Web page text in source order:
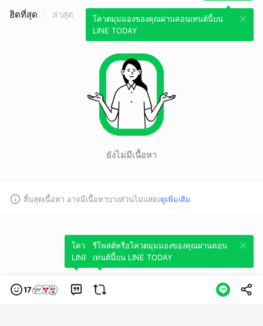
โควตมุมมองของคุณผ่านคอนเทนต์นี้บน
LINE TODAY
ฮิตที่สุด ล่าสุด
ยังไม่มีเนื้อหา
สิ้นสุดเนื้อหา อาจมีเนื้อหาบางส่วนไม่แสดงดูเพิ่มเติม
17
โควตมุมมองของคุณผ่านคอนเทนต์นี้บน
LINE TODAY
รีโพสต์หรือโควตมุมมองของคุณผ่านคอน
เทนต์นี้บน LINE TODAY